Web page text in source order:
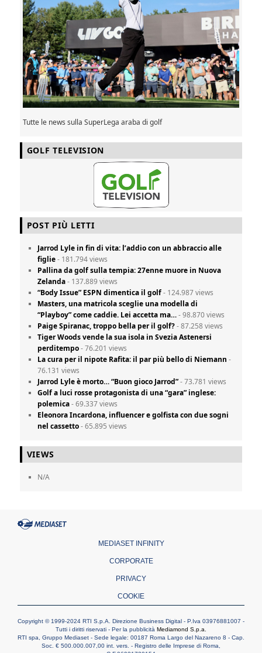
Tutte le news sulla SuperLega araba di golf
GOLF TELEVISION
POST PIÙ LETTI
Jarrod Lyle in fin di vita: l’addio con un abbraccio alle
figlie- 181.794 views
Pallina da golf sulla tempia: 27enne muore in Nuova
Zelanda- 137.889 views
“Body Issue” ESPN dimentica il golf- 124.987 views
Masters, una matricola sceglie una modella di
“Playboy” come caddie. Lei accetta ma…- 98.870 views
Paige Spiranac, troppo bella per il golf?- 87.258 views
Tiger Woods vende la sua isola in Svezia Astenersi
perditempo- 76.201 views
La cura per il nipote Rafita: il par più bello di Niemann -
76.131 views
Jarrod Lyle è morto… “Buon gioco Jarrod”- 73.781 views
Golf a luci rosse protagonista di una “gara” inglese:
polemica- 69.337 views
Eleonora Incardona, influencer e golfista con due sogni
nel cassetto- 65.895 views
VIEWS
N/A
MEDIASET INFINITY
CORPORATE
PRIVACY
COOKIE
Copyright © 1999-2024 RTI S.p.A. Direzione Business Digital - P.Iva 03976881007 -
Tutti i diritti riservati - Per la pubblicità Mediamond S.p.a.
RTI spa, Gruppo Mediaset - Sede legale: 00187 Roma Largo del Nazareno 8 - Cap.
Soc. € 500.000.007,00 int. vers. - Registro delle Imprese di Roma,